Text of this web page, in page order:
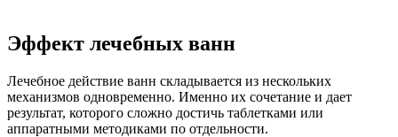
Эффект лечебных ванн
Лечебное действие ванн складывается из нескольких
механизмов одновременно. Именно их сочетание и дает
результат, которого сложно достичь таблетками или
аппаратными методиками по отдельности.